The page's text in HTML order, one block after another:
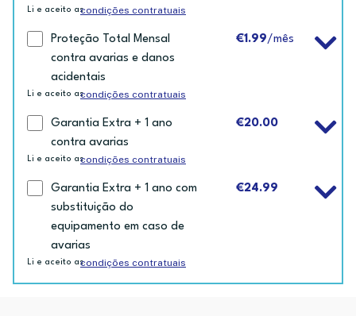
Li e aceito ascondições contratuais
Proteção Total Mensal
contra avarias e danos
acidentais
€1.99/mês
Li e aceito ascondições contratuais
Garantia Extra + 1 ano
contra avarias
€20.00
Li e aceito ascondições contratuais
Garantia Extra + 1 ano com
substituição do
equipamento em caso de
avarias
€24.99
Li e aceito ascondições contratuais